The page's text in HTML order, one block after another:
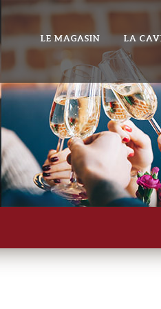
LE MAGASIN LA